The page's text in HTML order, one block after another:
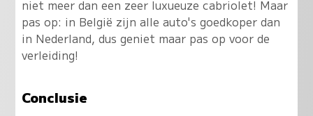
niet meer dan een zeer luxueuze cabriolet! Maar
pas op: in België zijn alle auto's goedkoper dan
in Nederland, dus geniet maar pas op voor de
verleiding!
Conclusie